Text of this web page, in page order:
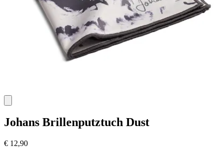
Johans Brillenputztuch Dust
€ 12,90